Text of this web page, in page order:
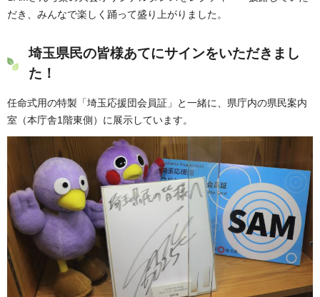
だき、みんなで楽しく踊って盛り上がりました。
埼玉県民の皆様あてにサインをいただきまし
た！
任命式用の特製「埼玉応援団会員証」と一緒に、県庁内の県民案内
室（本庁舎1階東側）に展示しています。